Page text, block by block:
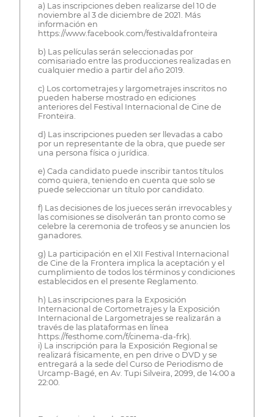
a) Las inscripciones deben realizarse del 10 de
noviembre al 3 de diciembre de 2021. Más
información en
https://www.facebook.com/festivaldafronteira
b) Las películas serán seleccionadas por
comisariado entre las producciones realizadas en
cualquier medio a partir del año 2019.
c) Los cortometrajes y largometrajes inscritos no
pueden haberse mostrado en ediciones
anteriores del Festival Internacional de Cine de
Fronteira.
d) Las inscripciones pueden ser llevadas a cabo
por un representante de la obra, que puede ser
una persona física o jurídica.
e) Cada candidato puede inscribir tantos títulos
como quiera, teniendo en cuenta que solo se
puede seleccionar un título por candidato.
f) Las decisiones de los jueces serán irrevocables y
las comisiones se disolverán tan pronto como se
celebre la ceremonia de trofeos y se anuncien los
ganadores.
g) La participación en el XII Festival Internacional
de Cine de la Frontera implica la aceptación y el
cumplimiento de todos los términos y condiciones
establecidos en el presente Reglamento.
h) Las inscripciones para la Exposición
Internacional de Cortometrajes y la Exposición
Internacional de Largometrajes se realizarán a
través de las plataformas en línea
https://festhome.com/f/cinema-da-frk).
i) La inscripción para la Exposición Regional se
realizará físicamente, en pen drive o DVD y se
entregará a la sede del Curso de Periodismo de
Urcamp-Bagé, en Av. Tupi Silveira, 2099, de 14:00 a
22:00.